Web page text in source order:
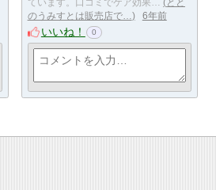
ています。口コミでケア効果…
とと
のうみすとは販売店で…
6年前
いいね！ 0